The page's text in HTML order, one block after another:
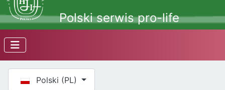
Polski serwis pro-life
Wybierz swój język
Polski (PL)